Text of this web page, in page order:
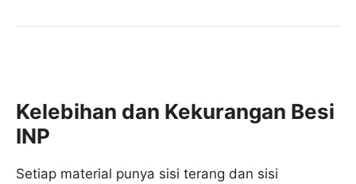
Kelebihan dan Kekurangan Besi
INP
Setiap material punya sisi terang dan sisi